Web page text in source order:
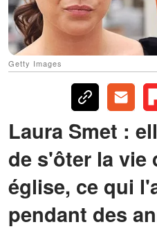
Getty Images
Laura Smet :
de s'ôter la vie
église, ce qui
pendant des